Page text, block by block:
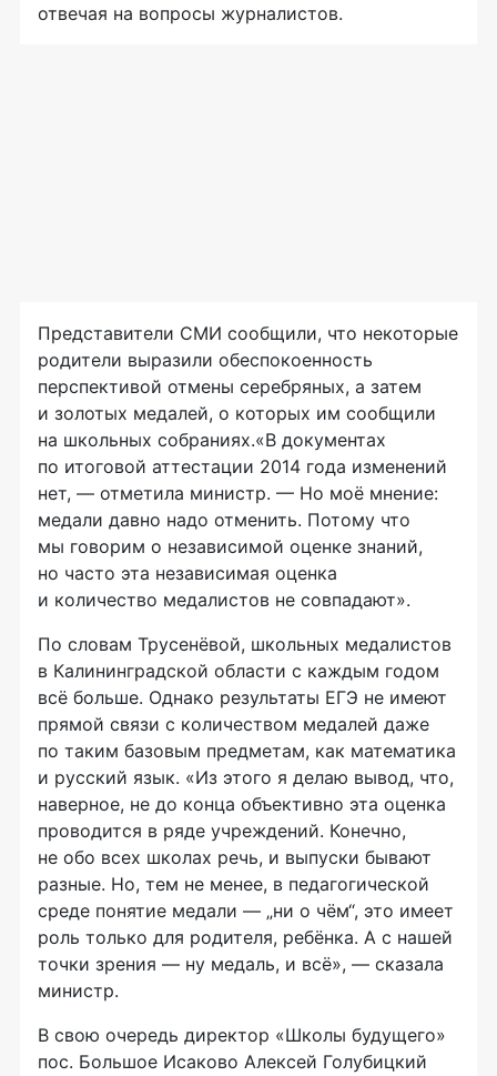
отвечая на вопросы журналистов.
Представители СМИ сообщили, что некоторые
родители выразили обеспокоенность
перспективой отмены серебряных, а затем
и золотых медалей, о которых им сообщили
на школьных собраниях.«В документах
по итоговой аттестации 2014 года изменений
нет, — отметила министр. — Но моё мнение:
медали давно надо отменить. Потому что
мы говорим о независимой оценке знаний,
но часто эта независимая оценка
и количество медалистов не совпадают».
По словам Трусенёвой, школьных медалистов
в Калининградской области с каждым годом
всё больше. Однако результаты ЕГЭ не имеют
прямой связи с количеством медалей даже
по таким базовым предметам, как математика
и русский язык. «Из этого я делаю вывод, что,
наверное, не до конца объективно эта оценка
проводится в ряде учреждений. Конечно,
не обо всех школах речь, и выпуски бывают
разные. Но, тем не менее, в педагогической
среде понятие медали — „ни о чём“, это имеет
роль только для родителя, ребёнка. А с нашей
точки зрения — ну медаль, и всё», — сказала
министр.
В свою очередь директор «Школы будущего»
пос. Большое Исаково Алексей Голубицкий